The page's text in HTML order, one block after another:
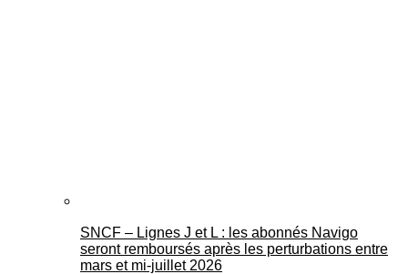
SNCF – Lignes J et L : les abonnés Navigo
seront remboursés après les perturbations entre
mars et mi-juillet 2026